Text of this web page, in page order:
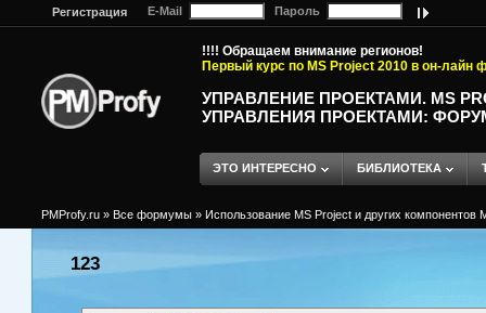
Регистрация E-Mail Пароль
!!!! Обращаем внимание регионов!
Первый курс по MS Project 2010 в он-лайн
УПРАВЛЕНИЕ ПРОЕКТАМИ. MS
УПРАВЛЕНИЯ ПРОЕКТАМИ:
ЭТО ИНТЕРЕСНО БИБЛИОТЕКА
PMProfy.ru » Все формумы » Использование MS Project и других компонентов
123